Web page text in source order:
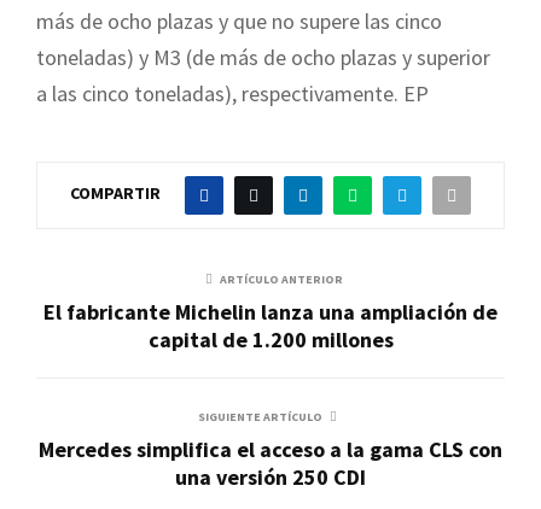
más de ocho plazas y que no supere las cinco
toneladas) y M3 (de más de ocho plazas y superior
a las cinco toneladas), respectivamente. EP
COMPARTIR
ARTÍCULO ANTERIOR
El fabricante Michelin lanza una ampliación de
capital de 1.200 millones
SIGUIENTE ARTÍCULO
Mercedes simplifica el acceso a la gama CLS con
una versión 250 CDI